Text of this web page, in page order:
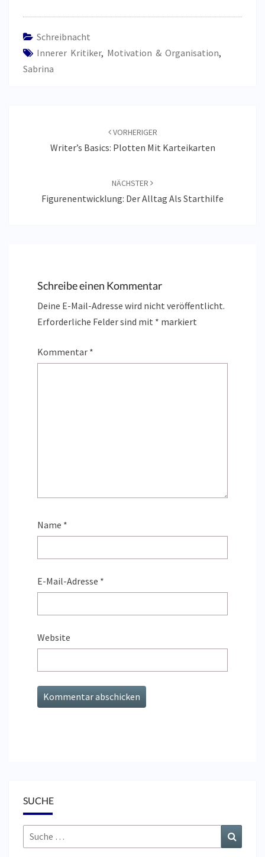
Schreibnacht
Innerer Kritiker, Motivation & Organisation,
Sabrina
VORHERIGER
Writer’s Basics: Plotten Mit Karteikarten
NÄCHSTER
Figurenentwicklung: Der Alltag Als Starthilfe
Schreibe einen Kommentar
Deine E-Mail-Adresse wird nicht veröffentlicht.
Erforderliche Felder sind mit * markiert
Kommentar *
Name *
E-Mail-Adresse *
Website
SUCHE
Suche
nach: